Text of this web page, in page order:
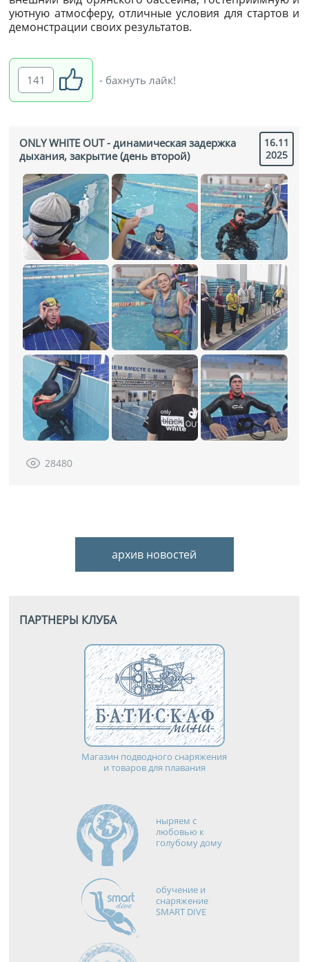
уютную атмосферу, отличные условия для стартов и
демонстрации своих результатов.
141 - бахнуть лайк!
16.11
2025
ONLY WHITE OUT - динамическая задержка
дыхания, закрытие (день второй)
28480
архив новостей
ПАРТНЕРЫ КЛУБА
Магазин подводного снаряжения
и товаров для плавания
ныряем с
любовью к
голубому дому
обучение и
снаряжение
SMART DIVE